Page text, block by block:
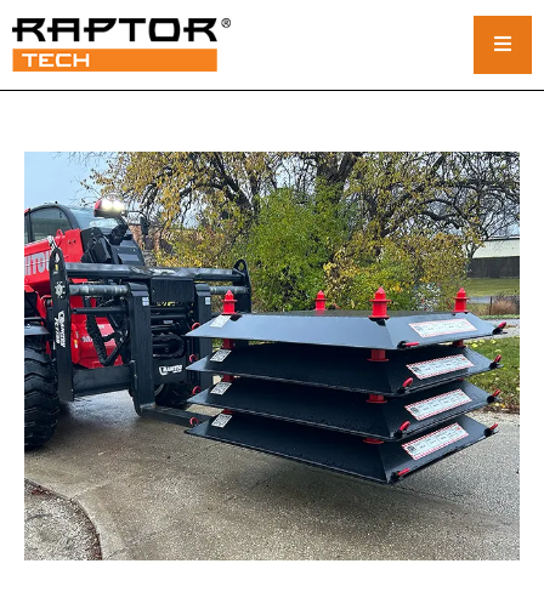
Alfombrillas estándar
Esteras personalizadas para grúas
Esteras para grúas sobre orugas
Alquiler de plataformas para grúas
Sistema de bastidores y apilamiento
Almohadillas estabilizadoras
Almohadillas estándar para estabilizadores